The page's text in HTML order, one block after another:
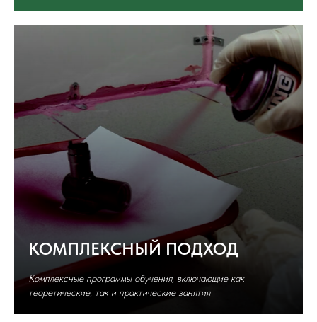
КОМПЛЕКСНЫЙ ПОДХОД
Комплексные программы обучения, включающие как
теоретические, так и практические занятия